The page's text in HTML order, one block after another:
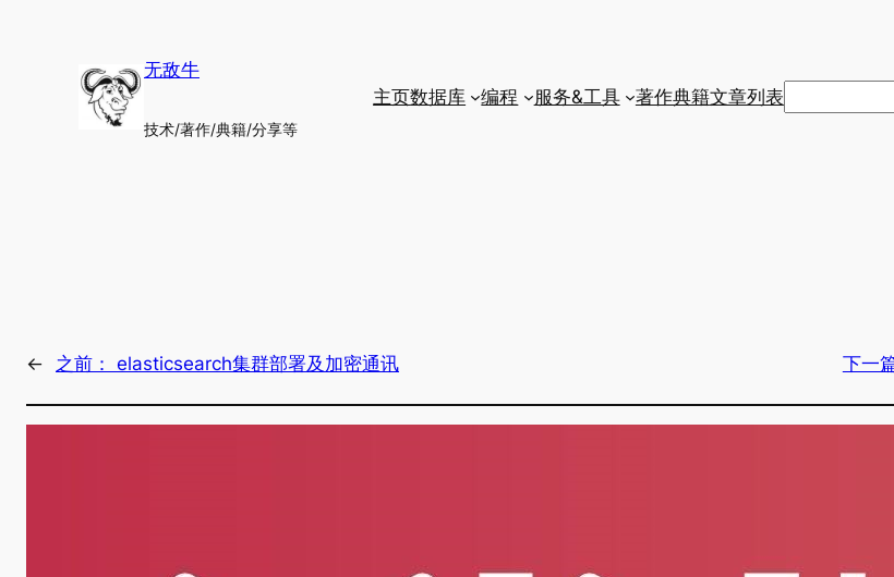
无敌牛
技术/著作/典籍/分享等
主页数据库 编程 服务&工具 著作典籍文章列表搜
← 之前： elasticsearch集群部署及加密通讯 下一